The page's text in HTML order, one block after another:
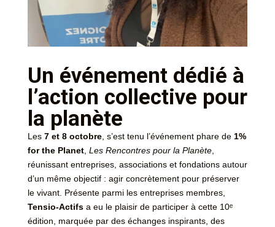
Un événement dédié à
l’action collective pour
la planète
Les 7 et 8 octobre, s’est tenu l’événement phare de 1%
for the Planet, Les Rencontres pour la Planète,
réunissant entreprises, associations et fondations autour
d’un même objectif : agir concrètement pour préserver
le vivant. Présente parmi les entreprises membres,
Tensio-Actifsa eu le plaisir de participer à cette 10ᵉ
édition, marquée par des échanges inspirants, des